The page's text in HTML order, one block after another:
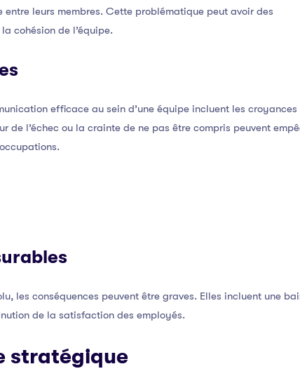
leurs membres. Cette problématique peut avoir des
cohésion de l’équipe.
efficace au sein d’une équipe incluent les croyances
de l’échec ou la crainte de ne pas être compris peuvent
les conséquences peuvent être graves. Elles incluent une
de la satisfaction des employés.
stratégique